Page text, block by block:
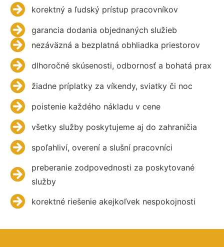
korektný a ľudský prístup pracovníkov
garancia dodania objednaných služieb
nezáväzná a bezplatná obhliadka priestorov
dlhoročné skúsenosti, odbornosť a bohatá prax
žiadne príplatky za víkendy, sviatky či noc
poistenie každého nákladu v cene
všetky služby poskytujeme aj do zahraničia
spoľahliví, overení a slušní pracovníci
preberanie zodpovednosti za poskytované
služby
korektné riešenie akejkoľvek nespokojnosti